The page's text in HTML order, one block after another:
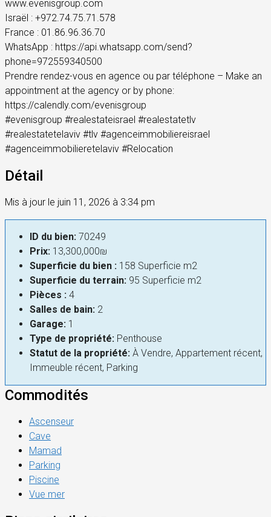
www.evenisgroup.com
Israël : +972.74.75.71.578
France : 01.86.96.36.70
WhatsApp : https://api.whatsapp.com/send?
phone=972559340500
Prendre rendez-vous en agence ou par téléphone – Make an
appointment at the agency or by phone:
https://calendly.com/evenisgroup
#evenisgroup #realestateisrael #realestatetlv
#realestatetelaviv #tlv #agenceimmobiliereisrael
#agenceimmobilieretelaviv #Relocation
Détail
Mis à jour le juin 11, 2026 à 3:34 pm
ID du bien: 70249
Prix: 13,300,000₪
Superficie du bien : 158 Superficie m2
Superficie du terrain: 95 Superficie m2
Pièces : 4
Salles de bain: 2
Garage: 1
Type de propriété: Penthouse
Statut de la propriété: À Vendre, Appartement récent,
Immeuble récent, Parking
Commodités
Ascenseur
Cave
Mamad
Parking
Piscine
Vue mer